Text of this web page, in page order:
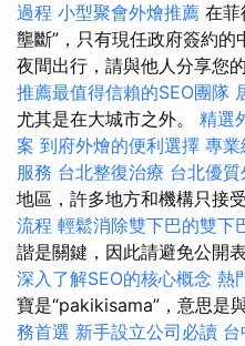
過程 小型聚會外燴推薦 在菲
壟斷”，只有現任政府簽約
夜間出行，請與他人分享您
推薦最值得信賴的SEO團隊
尤其是在大城市之外。 精選
案 到府外燴的便利選擇 專業
服務 台北整復治療 台北優
地區，許多地方和機構只接
流程 輕鬆消除雙下巴的雙下
諧是關鍵，因此請避免公開
深入了解SEO的核心概念 熱
寶是“pakikisama”，意思是
務首選 新手設立公司必讀